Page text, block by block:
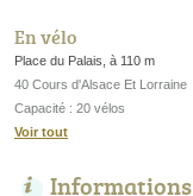
En vélo
Place du Palais, à 110 m
40 Cours d'Alsace Et Lorraine
Capacité : 20 vélos
Voir tout
Informations